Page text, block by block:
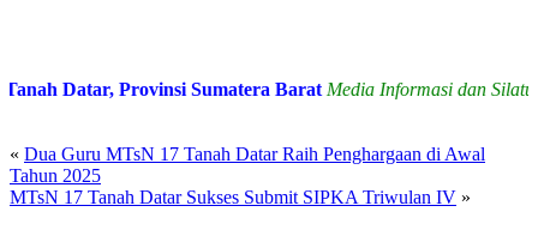
Datar, Provinsi Sumatera Barat Media Informasi dan
« Dua Guru MTsN 17 Tanah Datar Raih Penghargaan di Awal
Tahun 2025
MTsN 17 Tanah Datar Sukses Submit SIPKA Triwulan IV »